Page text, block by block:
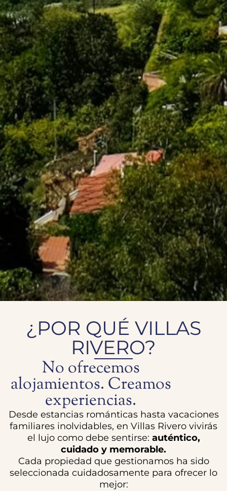
¿POR QUÉ VILLAS
RIVERO?
No ofrecemos
alojamientos. Creamos
experiencias.
Desde estancias románticas hasta vacaciones
familiares inolvidables, en Villas Rivero vivirás
el lujo como debe sentirse: auténtico,
cuidado y memorable.
Cada propiedad que gestionamos ha sido
seleccionada cuidadosamente para ofrecer lo
mejor: